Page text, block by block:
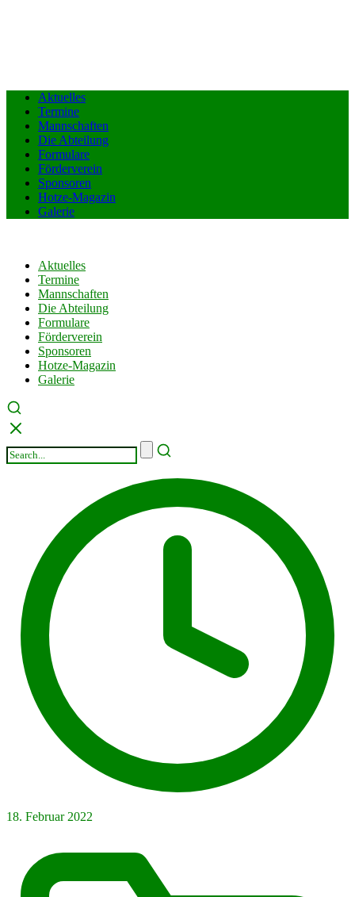
Aktuelles
Termine
Mannschaften
Die Abteilung
Formulare
Förderverein
Sponsoren
Hotze-Magazin
Galerie
Aktuelles
Termine
Mannschaften
Die Abteilung
Formulare
Förderverein
Sponsoren
Hotze-Magazin
Galerie
18. Februar 2022